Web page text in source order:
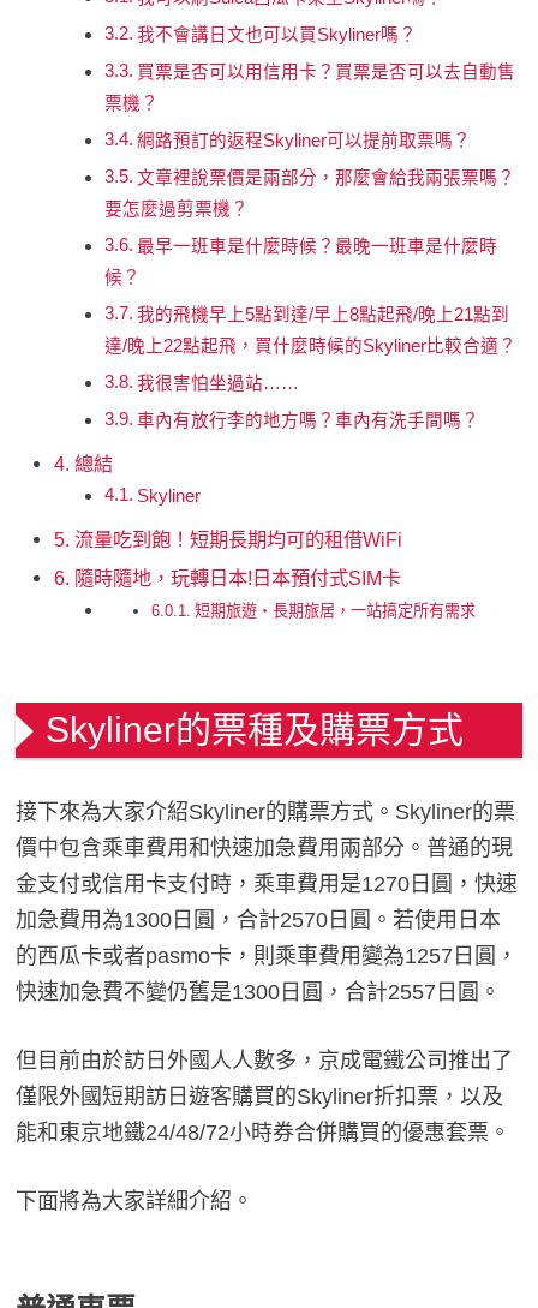
我不會講日文也可以買Skyliner嗎？
買票是否可以用信用卡？買票是否可以去自動售
票機？
網路預訂的返程Skyliner可以提前取票嗎？
文章裡說票價是兩部分，那麼會給我兩張票嗎？
要怎麼過剪票機？
最早一班車是什麼時候？最晚一班車是什麼時
候？
我的飛機早上5點到達/早上8點起飛/晚上21點到
達/晚上22點起飛，買什麼時候的Skyliner比較合適？
我很害怕坐過站……
車內有放行李的地方嗎？車內有洗手間嗎？
總結
Skyliner
流量吃到飽！短期長期均可的租借WiFi
隨時隨地，玩轉日本!日本預付式SIM卡
短期旅遊・長期旅居，一站搞定所有需求
Skyliner的票種及購票方式
接下來為大家介紹Skyliner的購票方式。Skyliner的票
價中包含乘車費用和快速加急費用兩部分。普通的現
金支付或信用卡支付時，乘車費用是1270日圓，快速
加急費用為1300日圓，合計2570日圓。若使用日本
的西瓜卡或者pasmo卡，則乘車費用變為1257日圓，
快速加急費不變仍舊是1300日圓，合計2557日圓。
但目前由於訪日外國人人數多，京成電鐵公司推出了
僅限外國短期訪日遊客購買的Skyliner折扣票，以及
能和東京地鐵24/48/72小時券合併購買的優惠套票。
下面將為大家詳細介紹。